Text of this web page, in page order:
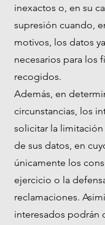
inexactos o, en su
supresión cuando,
motivos, los datos
necesarios para los
recogidos.
Además, en
circunstancias, los
solicitar la
de sus datos, en
únicamente los
ejercicio o la
reclamaciones.
interesados podrán